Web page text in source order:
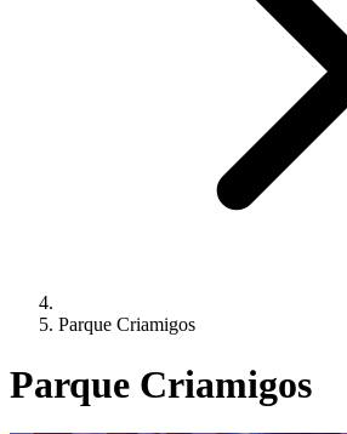
Parque Criamigos
Parque Criamigos